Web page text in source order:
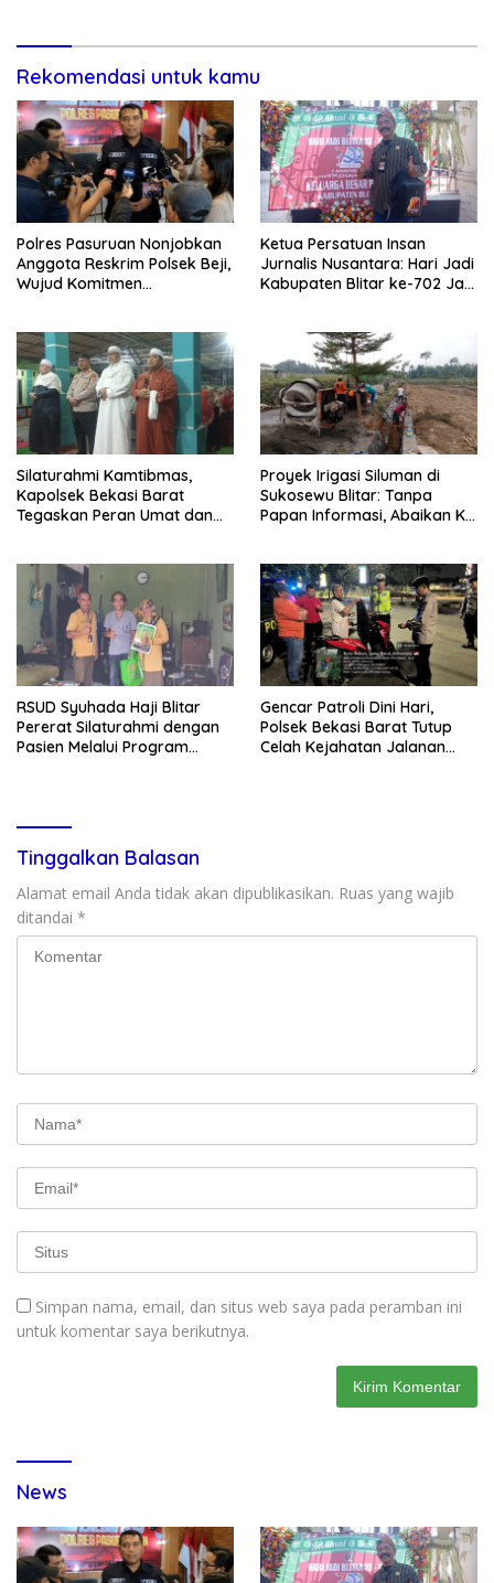
Rekomendasi untuk kamu
Polres Pasuruan Nonjobkan
Anggota Reskrim Polsek Beji,
Wujud Komitmen
Ketua Persatuan Insan
Jurnalis Nusantara: Hari Jadi
Kabupaten Blitar ke-702 Jadi
Silaturahmi Kamtibmas,
Kapolsek Bekasi Barat
Tegaskan Peran Umat dan
Proyek Irigasi Siluman di
Sukosewu Blitar: Tanpa
Papan Informasi, Abaikan K3,
RSUD Syuhada Haji Blitar
Pererat Silaturahmi dengan
Pasien Melalui Program
Gencar Patroli Dini Hari,
Polsek Bekasi Barat Tutup
Celah Kejahatan Jalanan
Tinggalkan Balasan
Alamat email Anda tidak akan dipublikasikan. Ruas yang wajib
ditandai *
Simpan nama, email, dan situs web saya pada peramban ini
untuk komentar saya berikutnya.
News